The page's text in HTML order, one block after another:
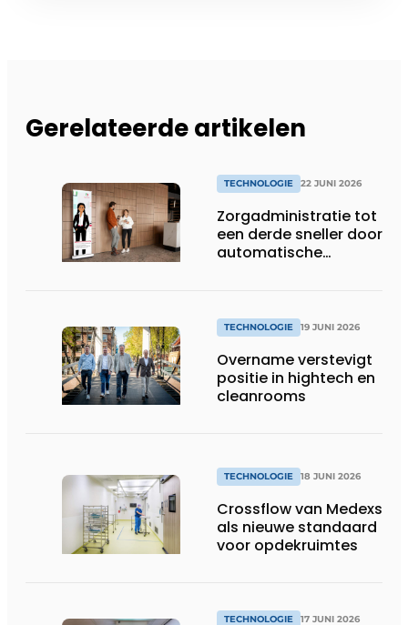
Gerelateerde artikelen
TECHNOLOGIE 22 JUNI 2026
Zorgadministratie tot
een derde sneller door
automatische
TECHNOLOGIE 19 JUNI 2026
Overname verstevigt
positie in hightech en
cleanrooms
TECHNOLOGIE 18 JUNI 2026
Crossflow van Medexs
als nieuwe standaard
voor opdekruimtes
TECHNOLOGIE 17 JUNI 2026